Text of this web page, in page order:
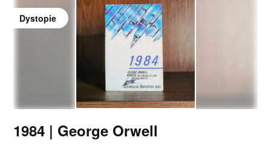
Dystopie
1984 | George Orwell